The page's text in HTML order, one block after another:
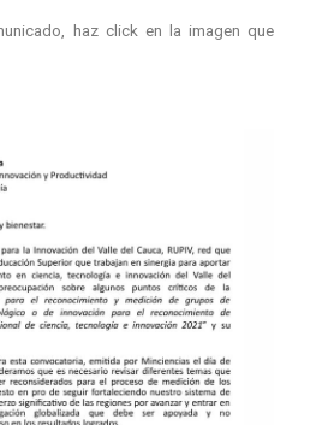
haz click en la imagen que